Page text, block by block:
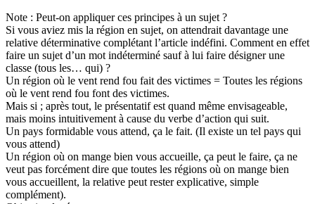
Note : Peut-on appliquer ces principes à un sujet ?
Si vous aviez mis la région en sujet, on attendrait davantage une
relative déterminative complétant l’article indéfini. Comment en effet
faire un sujet d’un mot indéterminé sauf à lui faire désigner une
classe (tous les… qui) ?
Un région où le vent rend fou fait des victimes = Toutes les régions
où le vent rend fou font des victimes.
Mais si ; après tout, le présentatif est quand même envisageable,
mais moins intuitivement à cause du verbe d’action qui suit.
Un pays formidable vous attend, ça le fait. (Il existe un tel pays qui
vous attend)
Un région où on mange bien vous accueille, ça peut le faire, ça ne
veut pas forcément dire que toutes les régions où on mange bien
vous accueillent, la relative peut rester explicative, simple
complément).